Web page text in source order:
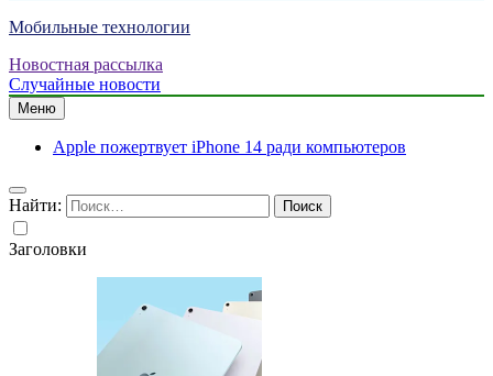
Мобильные технологии
Новостная рассылка
Случайные новости
Меню
Apple пожертвует iPhone 14 ради компьютеров
Найти:
Заголовки